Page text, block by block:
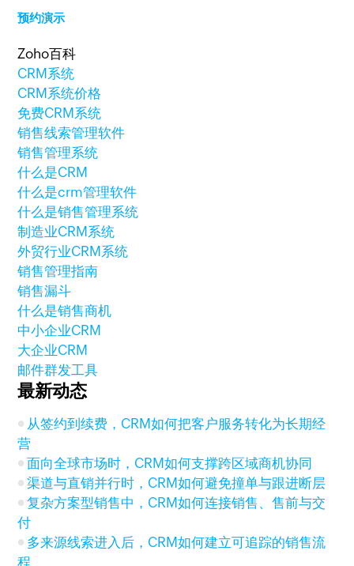
预约演示
Zoho百科
CRM系统
CRM系统价格
免费CRM系统
销售线索管理软件
销售管理系统
什么是CRM
什么是crm管理软件
什么是销售管理系统
制造业CRM系统
外贸行业CRM系统
销售管理指南
销售漏斗
什么是销售商机
中小企业CRM
大企业CRM
邮件群发工具
最新动态
从签约到续费，CRM如何把客户服务转化为长期经
营
面向全球市场时，CRM如何支撑跨区域商机协同
渠道与直销并行时，CRM如何避免撞单与跟进断层
复杂方案型销售中，CRM如何连接销售、售前与交
付
多来源线索进入后，CRM如何建立可追踪的销售流
程